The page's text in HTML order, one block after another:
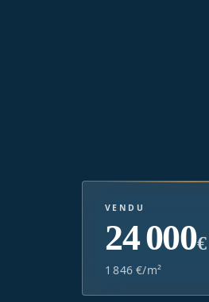
VENDU
24 000€
1 846 €/m²